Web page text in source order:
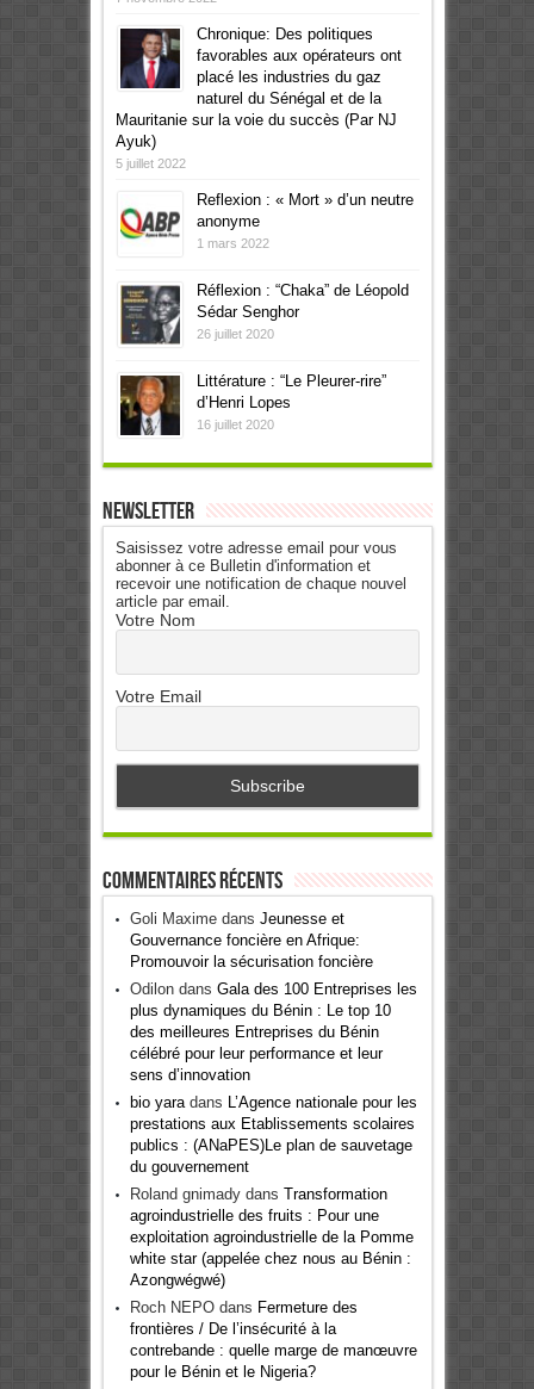
Chronique: Des politiques
favorables aux opérateurs ont
placé les industries du gaz
naturel du Sénégal et de la
Mauritanie sur la voie du succès (Par NJ
Ayuk)
5 juillet 2022
Reflexion : « Mort » d’un neutre
anonyme
1 mars 2022
Réflexion : “Chaka” de Léopold
Sédar Senghor
26 juillet 2020
Littérature : “Le Pleurer-rire”
d’Henri Lopes
16 juillet 2020
Newsletter
Saisissez votre adresse email pour vous
abonner à ce Bulletin d'information et
recevoir une notification de chaque nouvel
article par email.
Votre Nom
Votre Email
Commentaires récents
Goli Maximedans Jeunesse et
Gouvernance foncière en Afrique:
Promouvoir la sécurisation foncière
Odilondans Gala des 100 Entreprises les
plus dynamiques du Bénin : Le top 10
des meilleures Entreprises du Bénin
célébré pour leur performance et leur
sens d’innovation
bio yaradans
L’Agence nationale pour les
prestations aux Etablissements scolaires
publics : (ANaPES)Le plan de sauvetage
du gouvernement
Roland gnimadydans Transformation
agroindustrielle des fruits : Pour une
exploitation agroindustrielle de la Pomme
white star (appelée chez nous au Bénin :
Azongwégwé)
Roch NEPOdans Fermeture des
frontières / De l’insécurité à la
contrebande : quelle marge de manœuvre
pour le Bénin et le Nigeria?